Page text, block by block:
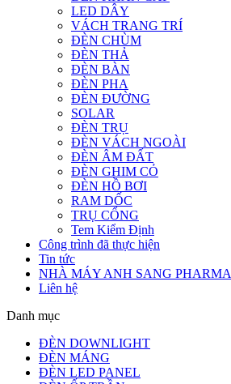
LED DÂY
VÁCH TRANG TRÍ
ĐÈN CHÙM
ĐÈN THẢ
ĐÈN BÀN
ĐÈN PHA
ĐÈN ĐƯỜNG
SOLAR
ĐÈN TRỤ
ĐÈN VÁCH NGOÀI
ĐÈN ÂM ĐẤT
ĐÈN GHIM CỎ
ĐÈN HỒ BƠI
RAM DỐC
TRỤ CỔNG
Tem Kiểm Định
Công trình đã thực hiện
Tin tức
NHÀ MÁY ANH SANG PHARMA
Liên hệ
Danh mục
ĐÈN DOWNLIGHT
ĐÈN MÁNG
ĐÈN LED PANEL